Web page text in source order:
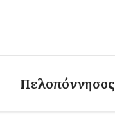
Πελοπόννησος